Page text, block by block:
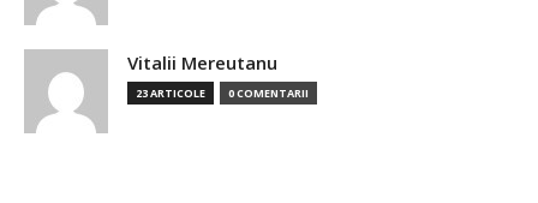
Vitalii Mereutanu
23 ARTICOLE 0 COMENTARII